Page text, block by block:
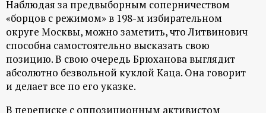
н
н
ы
й
Наблюдая за предвыборным соперничеством
«борцов с режимом» в 198-м избирательном
округе Москвы, можно заметить, что Литвинович
способна самостоятельно высказать свою
позицию. В свою очередь Брюханова выглядит
абсолютно безвольной куклой Каца. Она говорит
и делает все по его указке.
В переписке с оппозиционным активистом